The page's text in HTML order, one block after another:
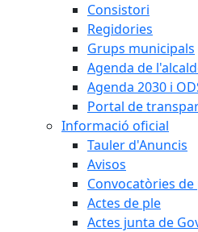
Consistori
Regidories
Grups municipals
Agenda de
Agenda 2030 i
Portal de
Informació oficial
Tauler d'Anuncis
Avisos
Convocatòries
Actes de ple
Actes junta de